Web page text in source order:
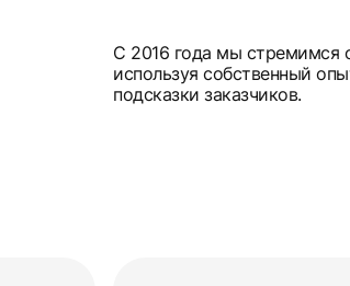
С 2016 года мы стремимся
используя собственный
подсказки заказчиков.